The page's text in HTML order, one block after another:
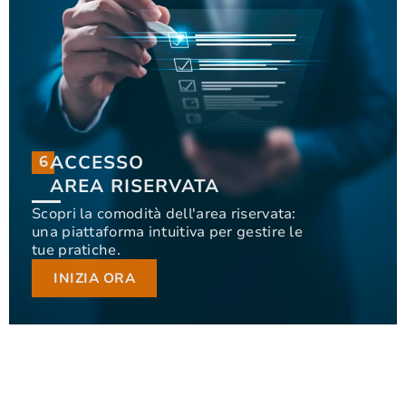
6ACCESSO
AREA RISERVATA
Scopri la comodità dell'area riservata:
una piattaforma intuitiva per gestire le
tue pratiche.
INIZIA ORA
6
ACCESSO
AREA RISERVATA
Scopri la comodità dell'area riservata: una
piattaforma intuitiva per gestire le tue pratiche.
INIZIA ORA